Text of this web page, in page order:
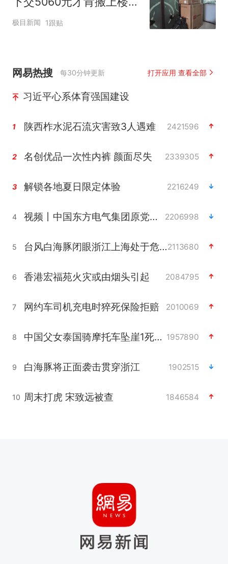
女子傻眼了
极目新闻 1跟贴
网易热搜 每30分钟更新 打开应用 查看全部
习近平心系体育强国建设
1 陕西柞水泥石流灾害致3人遇难 2421596
2 名创优品一次性内裤 颜面尽失 2339305
3 解锁各地夏日限定体验 2216249
4 视频丨中国东方电气集团原党组副书记、董事宋致远被查 2206998
5 台风白海豚闭眼浙江上海处于危险半圆2113680
6 香港宏福苑火灾或由烟头引起 2084795
7 网约车司机充电时猝死保险拒赔 2010069
8 中国父女泰国骑摩托车坠崖1死1伤 1957890
9 白海豚将正面袭击贯穿浙江 1902515
10 周末打虎 宋致远被查 1846584